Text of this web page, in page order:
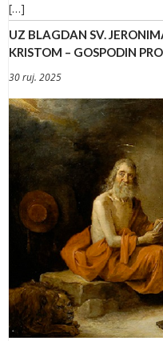
[…]
UZ BLAGDAN SV.
KRISTOM – GOSPODIN
30 ruj. 2025